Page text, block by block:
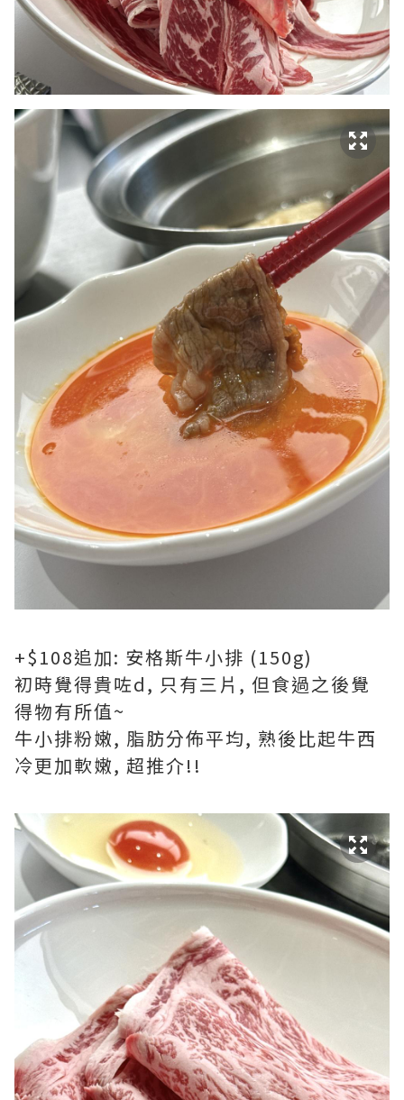
+$108追加: 安格斯牛小排 (150g)
初時覺得貴咗d, 只有三片, 但食過之後覺
得物有所值~
牛小排粉嫩, 脂肪分佈平均, 熟後比起牛西
冷更加軟嫩, 超推介!!